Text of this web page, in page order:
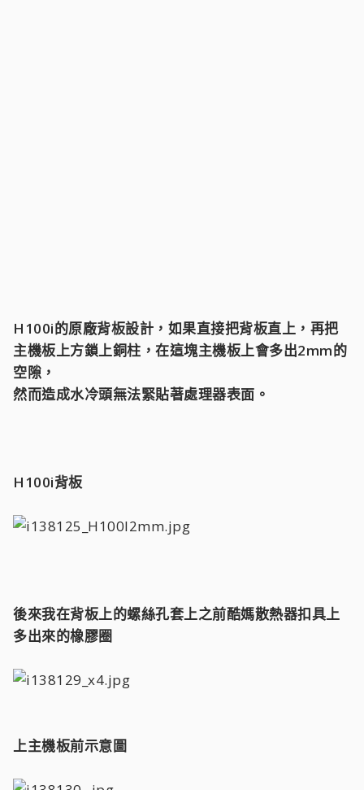
H100i的原廠背板設計，如果直接把背板直上，再把
主機板上方鎖上銅柱，在這塊主機板上會多出2mm的
空隙，
然而造成水冷頭無法緊貼著處理器表面。
H100i背板
後來我在背板上的螺絲孔套上之前酷媽散熱器扣具上
多出來的橡膠圈
上主機板前示意圖